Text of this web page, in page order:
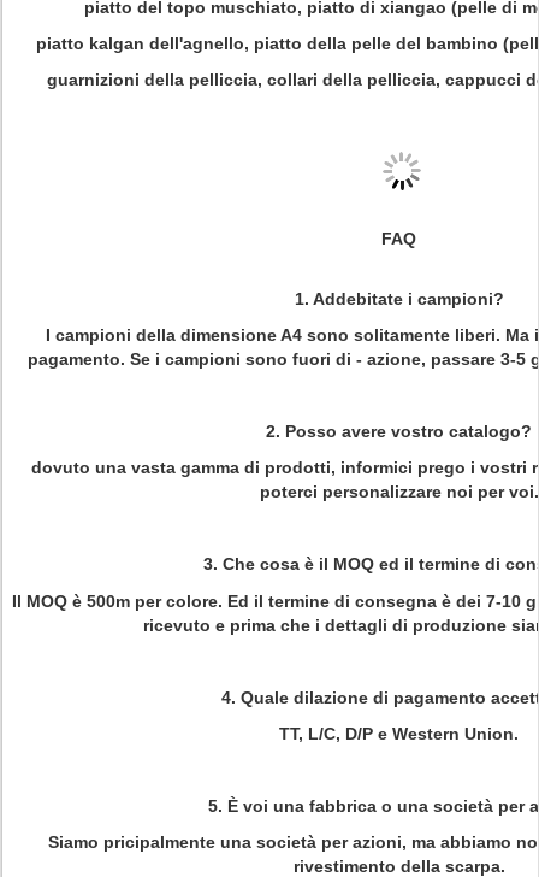
piatto del topo muschiato, piatto di xiangao (pelle di
piatto kalgan dell'agnello, piatto della pelle del bambino
guarnizioni della pelliccia, collari della pelliccia, cappucci
FAQ
1. Addebitate i campioni?
I campioni della dimensione A4 sono solitamente liberi.
pagamento. Se i campioni sono fuori di - azione, passare 3-5
2. Posso avere vostro catalogo?
dovuto una vasta gamma di prodotti, informici prego i vostri
poterci personalizzare noi per voi.
3. Che cosa è il MOQ ed il termine di
Il MOQ è 500m per colore. Ed il termine di consegna è dei 7-
ricevuto e prima che i dettagli di produzione
4. Quale dilazione di pagamento
TT, L/C, D/P e Western Union.
5. È voi una fabbrica o una società per
Siamo pricipalmente una società per azioni, ma abbiamo
rivestimento della scarpa.